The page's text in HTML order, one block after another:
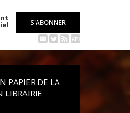
S'ABONNER
API
PAPIER DE LA
LIBRAIRIE